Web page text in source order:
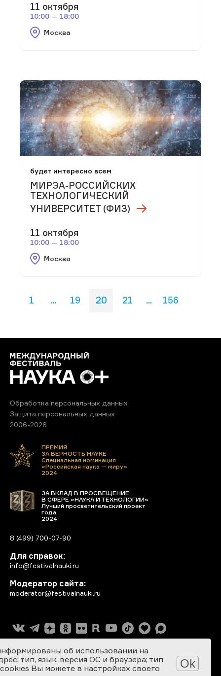
11 октября
10:00 — 18:00
Москва
будет интересно всем
МИРЭА-РОССИЙСКИХ
ТЕХНОЛОГИЧЕСКИЙ
УНИВЕРСИТЕТ (ФИЗ)
11 октября
10:00 — 18:00
Москва
1 ... 19 20 21 ... 156
Обработка персональных данных
Защита персональных данных
2006-2026
ПРЕМИЯ
ЗА ВЕРНОСТЬ НАУКЕ
Специальная номинация
«Российская наука — миру»
2024
ЗА ВКЛАД В ПРОСВЕЩЕНИЕ
В СФЕРЕ «НАУКА И ТЕХНОЛОГИИ»
Лучший просветительский проект
года
2024
8 (499) 700-07-90
Для справок:
info@festivalnauki.ru
Модератор сайта:
moderator@festivalnauki.ru
об использовании на
тип, язык, версия ОС и браузера; тип
Вы можете в настройках своего
Ok